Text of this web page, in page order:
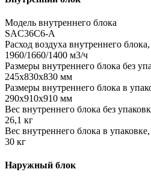
Модель внутреннего блока
SAС36С6-A
Расход воздуха внутреннего
1960/1660/1400 м3/ч
Размеры внутреннего блока без
245х830x830 мм
Размеры внутреннего блока в
290х910x910 мм
Вес внутреннего блока без
26,1 кг
Вес внутреннего блока в
30 кг
Наружный блок